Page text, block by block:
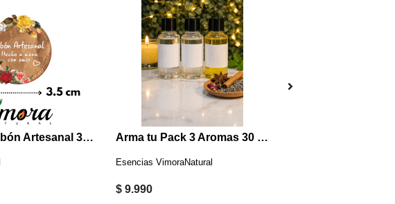
Etiqueta Jabón Artesanal 3.5 Cm (6 Unidades) JA3 Arma tu Pack 3 Aromas 30 ml
Esencias VimoraNatural
$ 9.990